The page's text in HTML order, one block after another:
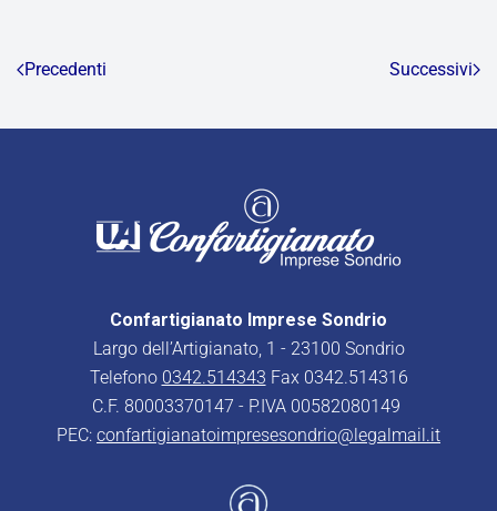
Precedenti Successivi
Confartigianato Imprese Sondrio
Largo dell’Artigianato, 1 - 23100 Sondrio
Telefono 0342.514343 Fax 0342.514316
C.F. 80003370147 - P.IVA 00582080149
PEC: confartigianatoimpresesondrio@legalmail.it